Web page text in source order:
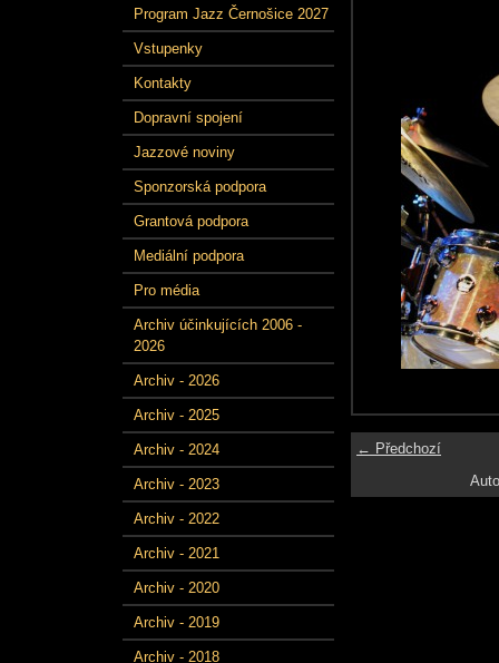
Program Jazz Černošice 2027
Vstupenky
Kontakty
Dopravní spojení
Jazzové noviny
Sponzorská podpora
Grantová podpora
Mediální podpora
Pro média
Archiv účinkujících 2006 -
2026
Archiv - 2026
Archiv - 2025
Archiv - 2024
Archiv - 2023
Archiv - 2022
Archiv - 2021
Archiv - 2020
Archiv - 2019
Archiv - 2018
← Předchozí